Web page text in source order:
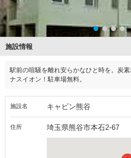
施設情報
駅前の喧騒を離れ安らかなひと時を。炭
ナスイオン！駐車場無料。
施設名 キャビン熊谷
住所 埼玉県熊谷市本石2-67